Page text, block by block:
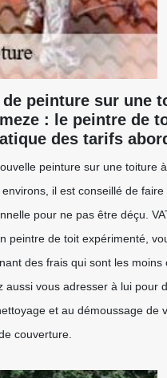
peinture sur une
: le peintre de
des tarifs
peinture sur une toiture
il est conseillé de
pour ne pas être déçu.
peintre de toit expérimenté,
des frais qui sont les moins
aussi vous adresser à lui pour
et au démoussage de
couverture.